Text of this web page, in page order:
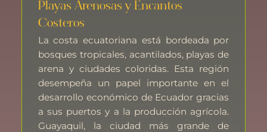
Playas Arenosas y Encantos
Costeros
La costa ecuatoriana está bordeada por
bosques tropicales, acantilados, playas de
arena y ciudades coloridas. Esta región
desempeña un papel importante en el
desarrollo económico de Ecuador gracias
a sus puertos y a la producción agrícola.
Guayaquil, la ciudad más grande de